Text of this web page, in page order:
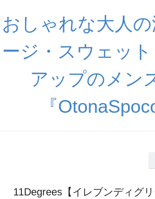
おしゃれな大人
ージ・スウェット
アップのメン
『
11Degrees【イレブンディグ